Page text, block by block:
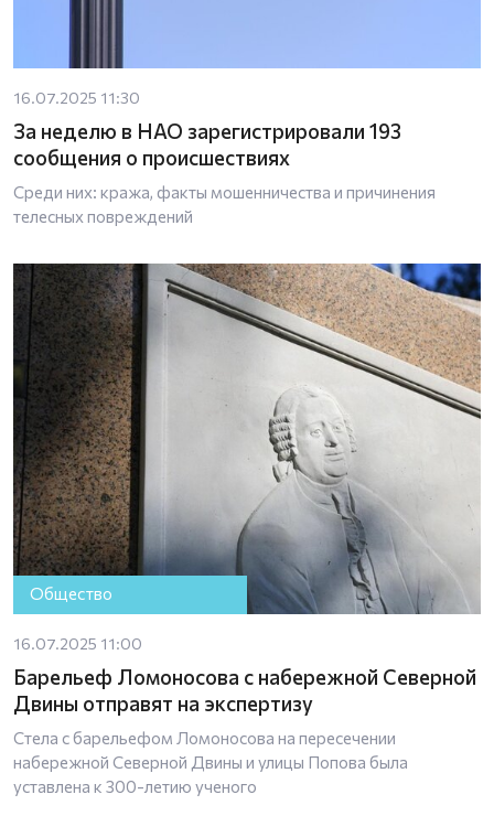
16.07.2025 11:30
За неделю в НАО зарегистрировали 193
сообщения о происшествиях
Среди них: кража, факты мошенничества и причинения
телесных повреждений
Общество
16.07.2025 11:00
Барельеф Ломоносова с набережной Северной
Двины отправят на экспертизу
Стела с барельефом Ломоносова на пересечении
набережной Северной Двины и улицы Попова была
уставлена к 300-летию ученого